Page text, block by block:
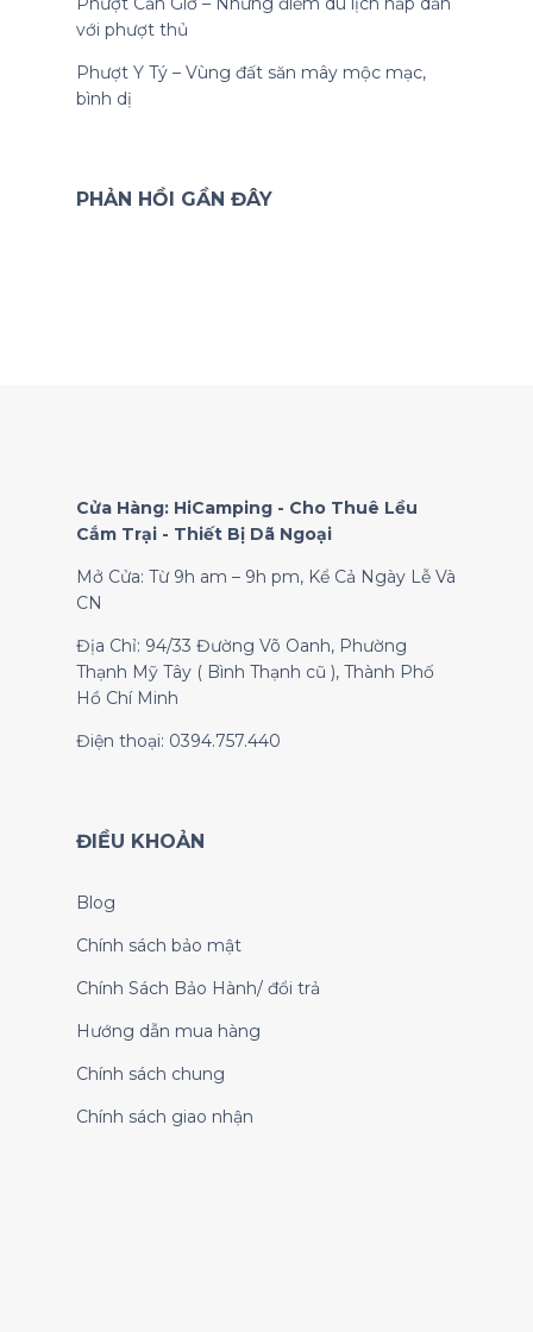
với phượt thủ
Phượt Y Tý – Vùng đất săn mây mộc mạc,
bình dị
PHẢN HỒI GẦN ĐÂY
Cửa Hàng: HiCamping - Cho Thuê Lều
Cắm Trại - Thiết Bị Dã Ngoại
Mở Cửa: Từ 9h am – 9h pm, Kể Cả Ngày Lễ Và
CN
Địa Chỉ: 94/33 Đường Võ Oanh, Phường
Thạnh Mỹ Tây ( Bình Thạnh cũ ), Thành Phố
Hồ Chí Minh
Điện thoại: 0394.757.440
ĐIỀU KHOẢN
Blog
Chính sách bảo mật
Chính Sách Bảo Hành/ đổi trả
Hướng dẫn mua hàng
Chính sách chung
Chính sách giao nhận